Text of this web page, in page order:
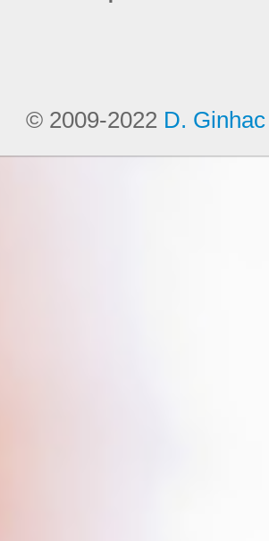
© 2009-2022 D. Ginhac